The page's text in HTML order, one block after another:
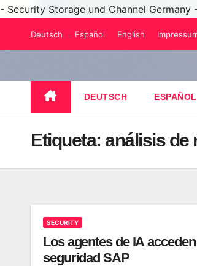
- Security Storage und Channel
Deutsch Español English
DEUTSCH ESPAÑOL
Etiqueta: análisis de
SECURITY
Los agentes de IA
seguridad SAP